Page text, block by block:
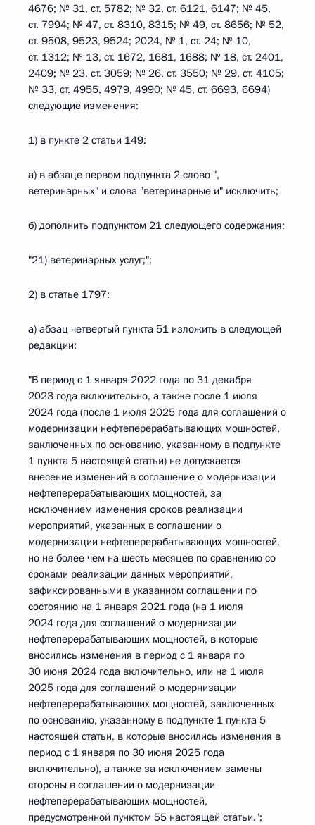
4676; № 31, ст. 5782; № 32, ст. 6121, 6147; № 45,
ст. 7994; № 47, ст. 8310, 8315; № 49, ст. 8656; № 52,
ст. 9508, 9523, 9524; 2024, № 1, ст. 24; № 10,
ст. 1312; № 13, ст. 1672, 1681, 1688; № 18, ст. 2401,
2409; № 23, ст. 3059; № 26, ст. 3550; № 29, ст. 4105;
№ 33, ст. 4955, 4979, 4990; № 45, ст. 6693, 6694)
следующие изменения:
1) в пункте 2 статьи 149:
а) в абзаце первом подпункта 2 слово ",
ветеринарных" и слова "ветеринарные и" исключить;
б) дополнить подпунктом 21 следующего содержания:
"21) ветеринарных услуг;";
2) в статье 1797:
а) абзац четвертый пункта 51 изложить в следующей
редакции:
"В период с 1 января 2022 года по 31 декабря
2023 года включительно, а также после 1 июля
2024 года (после 1 июля 2025 года для соглашений о
модернизации нефтеперерабатывающих мощностей,
заключенных по основанию, указанному в подпункте
1 пункта 5 настоящей статьи) не допускается
внесение изменений в соглашение о модернизации
нефтеперерабатывающих мощностей, за
исключением изменения сроков реализации
мероприятий, указанных в соглашении о
модернизации нефтеперерабатывающих мощностей,
но не более чем на шесть месяцев по сравнению со
сроками реализации данных мероприятий,
зафиксированными в указанном соглашении по
состоянию на 1 января 2021 года (на 1 июля
2024 года для соглашений о модернизации
нефтеперерабатывающих мощностей, в которые
вносились изменения в период с 1 января по
30 июня 2024 года включительно, или на 1 июля
2025 года для соглашений о модернизации
нефтеперерабатывающих мощностей, заключенных
по основанию, указанному в подпункте 1 пункта 5
настоящей статьи, в которые вносились изменения в
период с 1 января по 30 июня 2025 года
включительно), а также за исключением замены
стороны в соглашении о модернизации
нефтеперерабатывающих мощностей,
предусмотренной пунктом 55 настоящей статьи.";